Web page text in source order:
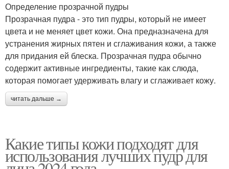
Определение прозрачной пудры
Прозрачная пудра - это тип пудры, который не имеет
цвета и не меняет цвет кожи. Она предназначена для
устранения жирных пятен и сглаживания кожи, а также
для придания ей блеска. Прозрачная пудра обычно
содержит активные ингредиенты, такие как слюда,
которая помогает удерживать влагу и сглаживает кожу.
читать дальше →
Какие типы кожи подходят для
использования лучших пудр для